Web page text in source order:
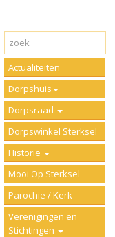
Actualiteiten
Dorpshuis
Dorpsraad
Dorpswinkel Sterksel
Historie
Mooi Op Sterksel
Parochie / Kerk
Verenigingen en
Stichtingen